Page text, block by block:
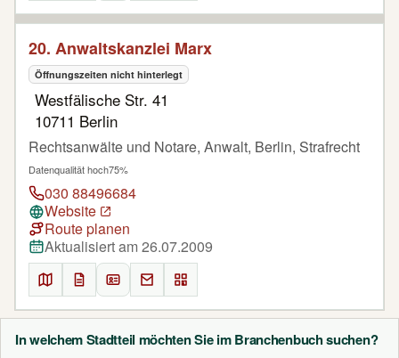
In welchem Stadtteil möchten Sie im Branchenbuch suchen?
20. Anwaltskanzlei Marx
Öffnungszeiten nicht hinterlegt
Westfälische Str. 41
10711 Berlin
Rechtsanwälte und Notare, Anwalt, Berlin, Strafrecht
Datenqualität hoch75%
030 88496684
Website
Route planen
Aktualisiert am 26.07.2009